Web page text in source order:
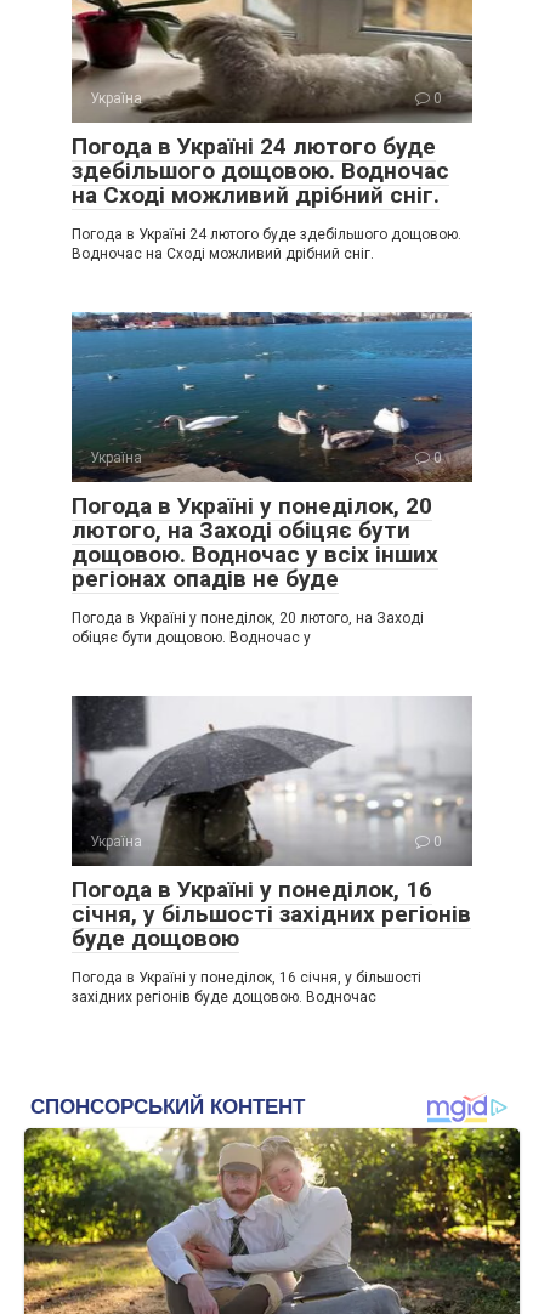
Україна 0
Погода в Україні 24 лютого буде
здебільшого дощовою. Водночас
на Сході можливий дрібний сніг.
Погода в Україні 24 лютого буде здебільшого дощовою.
Водночас на Сході можливий дрібний сніг.
Україна 0
Погода в Україні у понеділок, 20
лютого, на Заході обіцяє бути
дощовою. Водночас у всіх інших
регіонах опадів не буде
Погода в Україні у понеділок, 20 лютого, на Заході
обіцяє бути дощовою. Водночас у
Україна 0
Погода в Україні у понеділок, 16
січня, у більшості західних регіонів
буде дощовою
Погода в Україні у понеділок, 16 січня, у більшості
західних регіонів буде дощовою. Водночас